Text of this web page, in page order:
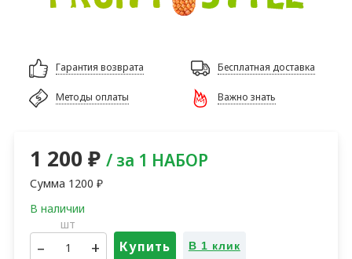
Гарантия возврата Бесплатная доставка
Методы оплаты Важно знать
1 200 ₽ / за 1 НАБОР
Сумма 1200 ₽
шт
– + Купить В 1 клик